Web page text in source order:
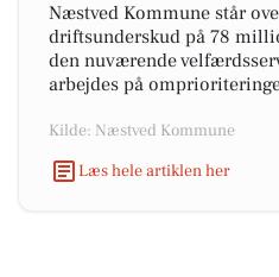
Næstved Kommune står
driftsunderskud på 78
den nuværende
arbejdes på
Kilde: Næstved Kommune
Læs hele artiklen her